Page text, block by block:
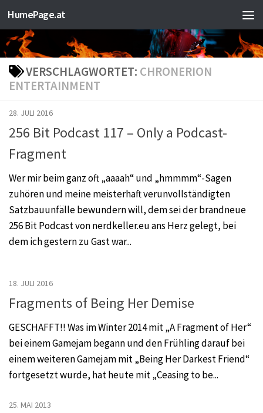
Zum Inhalt springen
HumePage.at
VERSCHLAGWORTET: CHRONERION
ENTERTAINMENT
28. JULI 2016
256 Bit Podcast 117 – Only a Podcast-
Fragment
Wer mir beim ganz oft „aaaah“ und „hmmmm“-Sagen
zuhören und meine meisterhaft verunvollständigten
Satzbauunfälle bewundern will, dem sei der brandneue
256 Bit Podcast von nerdkeller.eu ans Herz gelegt, bei
dem ich gestern zu Gast war...
18. JULI 2016
Fragments of Being Her Demise
GESCHAFFT!! Was im Winter 2014 mit „A Fragment of Her“
bei einem Gamejam begann und den Frühling darauf bei
einem weiteren Gamejam mit „Being Her Darkest Friend“
fortgesetzt wurde, hat heute mit „Ceasing to be...
25. MAI 2013